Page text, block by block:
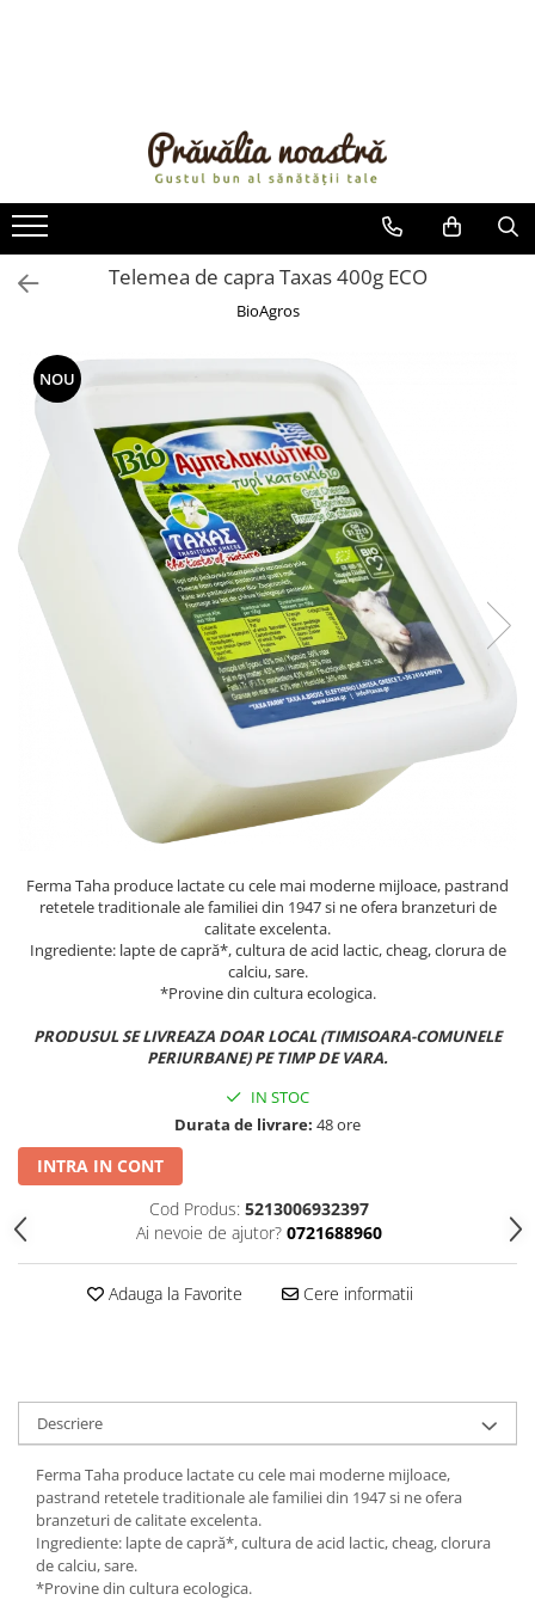
ULEIURI ȘI UNTURI
MĂSLINE
NUCI ȘI SEMINȚE
FRUCTE DESHIDRATATE
ÎNDULCITORI NATURALI / MIERE
FRUCTE LA CONSERVĂ
OȚETURI ȘI SOSURI
SOSURI
FĂINĂ FĂRĂ GLUTEN
BĂUTURI / LAPTE VEGETAL
OREZ ȘI CEREALE
PASTE
CREME ȘI PASTE TARTINABILE
CONDIMENTE
CEAIURI GRECEȘTI
CIOCOLATĂ ȘI CACAO
HEALTHY SNACKS
SUPERALIMENTE
PRODUSE ECO / ORGANICE
COSMETICE
REMEDII NATURISTE
Telemea de capra Taxas 400g ECO
BioAgros
NOU
Ferma Taha produce lactate cu cele mai moderne mijloace, pastrand
retetele traditionale ale familiei din 1947 si ne ofera branzeturi de
calitate excelenta.
Ingrediente: lapte de capră*, cultura de acid lactic, cheag, clorura de
calciu, sare.
*Provine din cultura ecologica.
PRODUSUL SE LIVREAZA DOAR LOCAL (TIMISOARA-COMUNELE
PERIURBANE) PE TIMP DE VARA.
IN STOC
Durata de livrare: 48 ore
INTRA IN CONT
Cod Produs: 5213006932397
Ai nevoie de ajutor? 0721688960
Adauga la Favorite Cere informatii
Descriere
Ferma Taha produce lactate cu cele mai moderne mijloace,
pastrand retetele traditionale ale familiei din 1947 si ne ofera
branzeturi de calitate excelenta.
Ingrediente: lapte de capră*, cultura de acid lactic, cheag, clorura
de calciu, sare.
*Provine din cultura ecologica.